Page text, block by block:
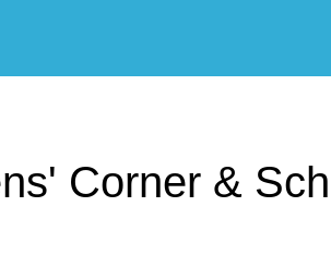
Corner &